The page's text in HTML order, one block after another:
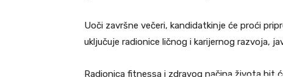
Uoči završne večeri, kandidatkinje će proći
uključuje radionice ličnog i karijernog razvoja,
Radionica fitnessa i zdravog načina života bit